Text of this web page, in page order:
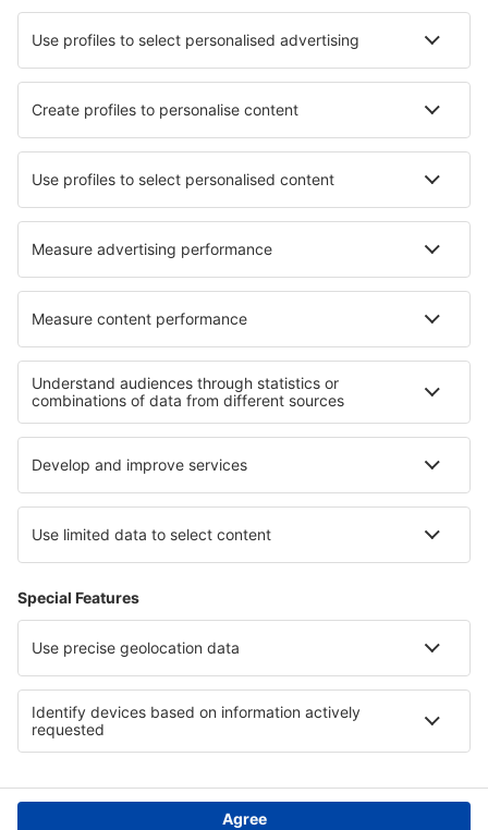
Hotels in Netanya
Hotels in Villeneuve-Saint-Georges Hotels in Iztacalco
Hotels in Carballido Hotels in Tête Jaune
Hotels in Drachten Hotels in Rye
Hotels in Granges-Narboz Hotels in Hobart
Beste hotels - regio's
Hotels in Dode Zee Hotels in Bad Aussee
Hotels in Sudetes Hotels in La Plagne
Hotels in Retezat National Park Hotels op El Hierro